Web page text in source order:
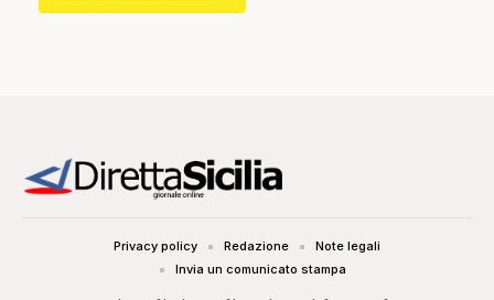
Privacy policy Redazione
Note legali
Invia un comunicato stampa